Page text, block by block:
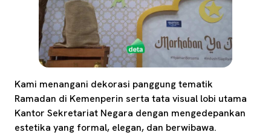
Kami menangani dekorasi panggung tematik
Ramadan di Kemenperin serta tata visual lobi utama
Kantor Sekretariat Negara dengan mengedepankan
estetika yang formal, elegan, dan berwibawa.